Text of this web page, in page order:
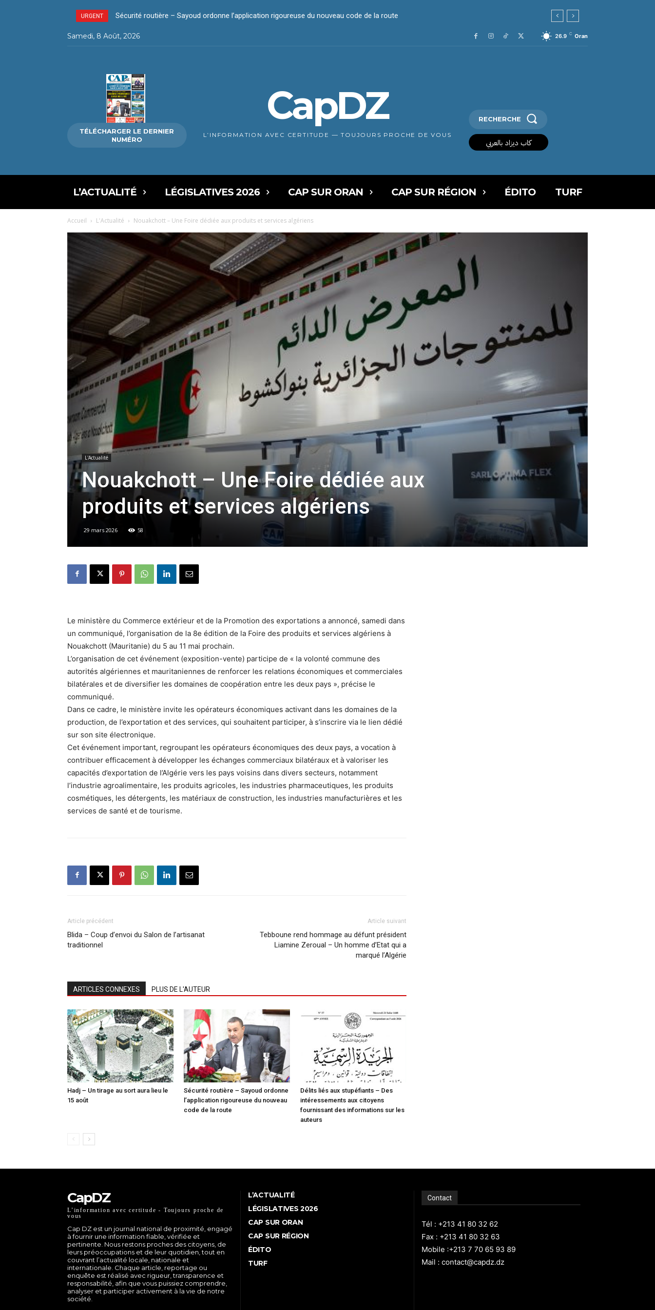
URGENT La révolution silencieuse du paiement électronique
Samedi, 8 Août, 2026 26.9 C Oran
TÉLÉCHARGER LE DERNIER
NUMÉRO
CapDZ
L’INFORMATION AVEC CERTITUDE — TOUJOURS PROCHE DE VOUS
RECHERCHE
كاب ديزاد بالعربي
L’ACTUALITÉ LÉGISLATIVES 2026 CAP SUR ORAN CAP SUR RÉGION ÉDITO TURF
Accueil L'Actualité Nouakchott – Une Foire dédiée aux produits et services algériens
L'Actualité
Nouakchott – Une Foire dédiée aux
produits et services algériens
29 mars 2026 58
Le ministère du Commerce extérieur et de la Promotion des exportations a annoncé, samedi dans
un communiqué, l’organisation de la 8e édition de la Foire des produits et services algériens à
Nouakchott (Mauritanie) du 5 au 11 mai prochain.
L’organisation de cet événement (exposition-vente) participe de « la volonté commune des
autorités algériennes et mauritaniennes de renforcer les relations économiques et commerciales
bilatérales et de diversifier les domaines de coopération entre les deux pays », précise le
communiqué.
Dans ce cadre, le ministère invite les opérateurs économiques activant dans les domaines de la
production, de l’exportation et des services, qui souhaitent participer, à s’inscrire via le lien dédié
sur son site électronique.
Cet événement important, regroupant les opérateurs économiques des deux pays, a vocation à
contribuer efficacement à développer les échanges commerciaux bilatéraux et à valoriser les
capacités d’exportation de l’Algérie vers les pays voisins dans divers secteurs, notamment
l’industrie agroalimentaire, les produits agricoles, les industries pharmaceutiques, les produits
cosmétiques, les détergents, les matériaux de construction, les industries manufacturières et les
services de santé et de tourisme.
Article précédent
Blida – Coup d’envoi du Salon de l’artisanat
traditionnel
Article suivant
Tebboune rend hommage au défunt président
Liamine Zeroual – Un homme d’Etat qui a
marqué l’Algérie
ARTICLES CONNEXES PLUS DE L'AUTEUR
Hadj – Un tirage au sort aura lieu le
15 août
Sécurité routière – Sayoud ordonne
l’application rigoureuse du nouveau
code de la route
Délits liés aux stupéfiants – Des
intéressements aux citoyens
fournissant des informations sur les
auteurs
CapDZ
L’information avec certitude - Toujours proche de
vous
Cap DZ est un journal national de proximité, engagé
à fournir une information fiable, vérifiée et
pertinente. Nous restons proches des citoyens, de
leurs préoccupations et de leur quotidien, tout en
couvrant l’actualité locale, nationale et
internationale. Chaque article, reportage ou
enquête est réalisé avec rigueur, transparence et
responsabilité, afin que vous puissiez comprendre,
analyser et participer activement à la vie de notre
société.
L’ACTUALITÉ
LÉGISLATIVES 2026
CAP SUR ORAN
CAP SUR RÉGION
ÉDITO
TURF
Contact
Tél : +213 41 80 32 62
Fax : +213 41 80 32 63
Mobile :+213 7 70 65 93 89
Mail : contact@capdz.dz